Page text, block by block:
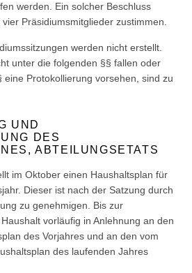
werden. Ein solcher Beschluss
Präsidiumsmitglieder zustimmen.
werden nicht erstellt.
unter die folgenden §§ fallen oder
eine Protokollierung vorsehen, sind zu
UND
DES
ABTEILUNGSETATS
im Oktober einen Haushaltsplan für
Dieser ist nach der Satzung durch
zu genehmigen. Bis zur
vorläufig in Anlehnung an den
des Vorjahres und an den vom
des laufenden Jahres